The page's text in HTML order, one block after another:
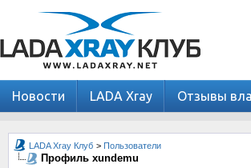
Новости LADA Xray Отзывы
LADA Xray Клуб > Пользователи
Профиль xundemu